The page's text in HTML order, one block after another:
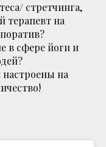
стретчинга,
терапевт на
в сфере йоги и
на